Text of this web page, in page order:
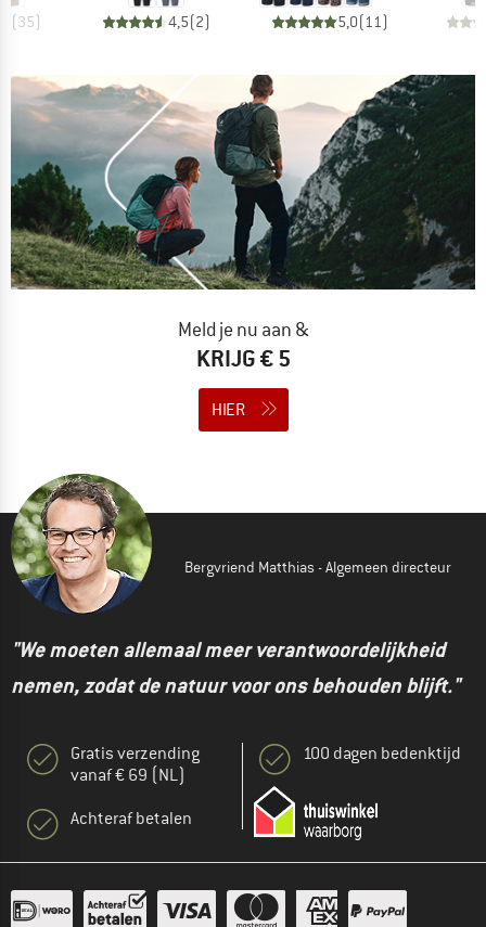
(35) 4,5(2)
5,0( 11)
Meld je nu aan &
KRIJG € 5
HIER
Bergvriend Matthias - Algemeen directeur
"We moeten allemaal meer verantwoordelijkheid
nemen, zodat de natuur voor ons behouden blijft."
Gratis verzending
vanaf € 69 (NL)
Achteraf betalen
100 dagen bedenktijd